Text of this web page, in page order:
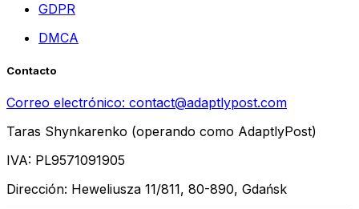
GDPR
DMCA
Contacto
Correo electrónico: contact@adaptlypost.com
Taras Shynkarenko (operando como AdaptlyPost)
IVA: PL9571091905
Dirección: Heweliusza 11/811, 80-890, Gdańsk